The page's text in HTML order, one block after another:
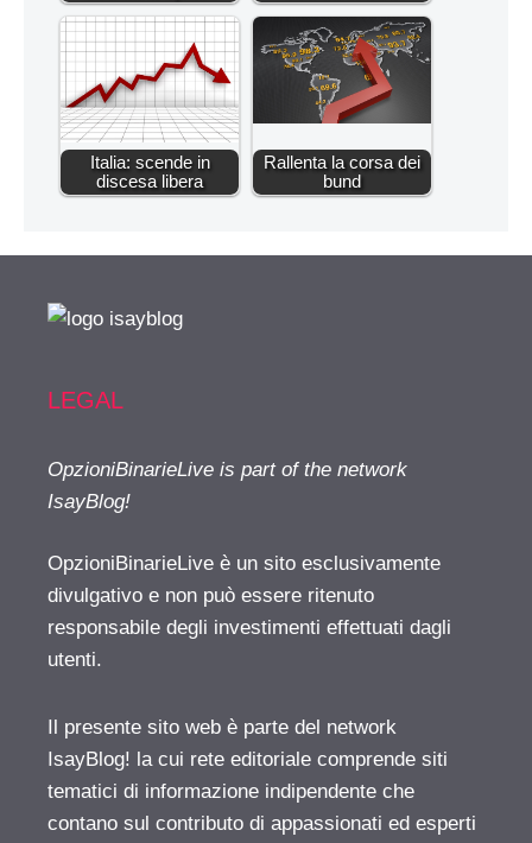
Italia: scende in
discesa libera
Rallenta la corsa dei
bund
LEGAL
OpzioniBinarieLive is part of the network
IsayBlog!
OpzioniBinarieLive è un sito esclusivamente
divulgativo e non può essere ritenuto
responsabile degli investimenti effettuati dagli
utenti.
Il presente sito web è parte del network
IsayBlog! la cui rete editoriale comprende siti
tematici di informazione indipendente che
contano sul contributo di appassionati ed esperti